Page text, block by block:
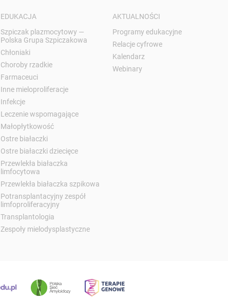
EDUKACJA
Szpiczak plazmocytowy —
Polska Grupa Szpiczakowa
Chłoniaki
Choroby rzadkie
Farmaceuci
Inne mieloproliferacje
Infekcje
Leczenie wspomagające
Małopłytkowość
Ostre białaczki
Ostre białaczki dziecięce
Przewlekła białaczka
limfocytowa
Przewlekła białaczka szpikowa
Potransplantacyjny zespół
limfoproliferacyjny
Transplantologia
Zespoły mielodysplastyczne
AKTUALNOŚCI
Programy edukacyjne
Relacje cyfrowe
Kalendarz
Webinary